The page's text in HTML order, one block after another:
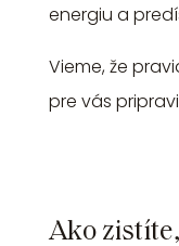
energiu a
Vieme, že
pre vás
Ako